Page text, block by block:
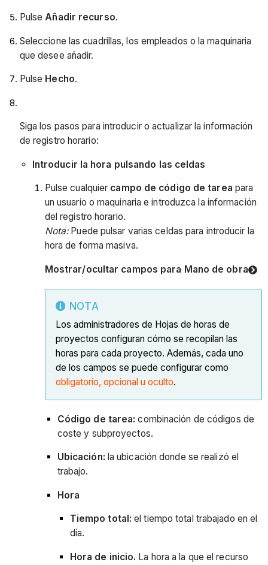
PulseAñadir recurso.
Seleccione las cuadrillas, los empleados o la maquinaria
que desee añadir.
Pulse Hecho.
Siga los pasos para introducir o actualizar la información
de registro horario:
Introducir la hora pulsando las celdas
Pulse cualquier campo de código de tarea para
un usuario o maquinaria e introduzca la información
del registro horario.
Nota: Puede pulsar varias celdas para introducir la
hora de forma masiva.
Mostrar/ocultar campos para Mano de obra
NOTA
Los administradores de Hojas de horas de
proyectos configuran cómo se recopilan las
horas para cada proyecto. Además, cada uno
de los campos se puede configurar como
obligatorio, opcional u oculto.
Código de tarea:combinación de códigos de
coste y subproyectos.
Ubicación: la ubicación donde se realizó el
trabajo.
Hora
Tiempo total:el tiempo total trabajado en el
día.
Hora de inicio. La hora a la que el recurso